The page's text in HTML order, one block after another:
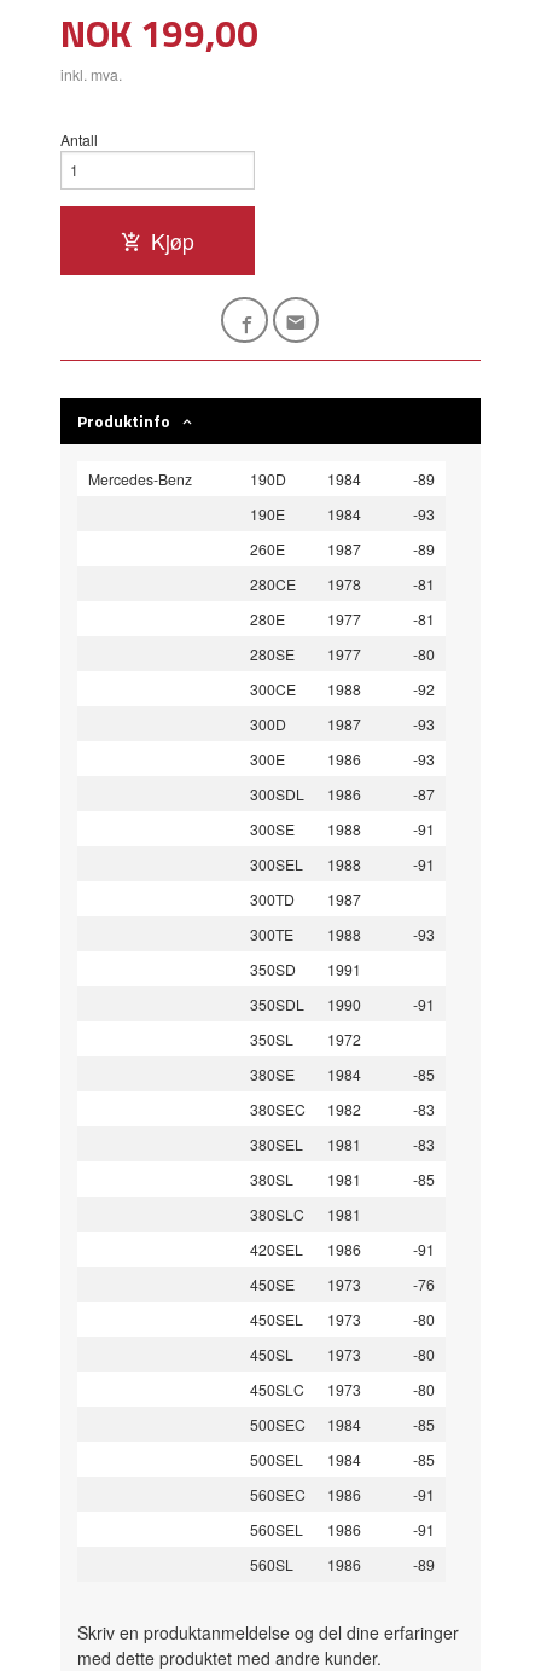
Pris
NOK199,00
inkl. mva.
Antall
Kjøp
Produktinfo
Mercedes-Benz 190D 1984
-89
190E
1984
-93
260E
1987
-89
280CE
1978
-81
280E
1977
-81
280SE
1977
-80
300CE
1988
-92
300D
1987
-93
300E
1986
-93
300SDL
1986
-87
300SE
1988
-91
300SEL
1988
-91
300TD
1987
300TE
1988
-93
350SD
1991
350SDL
1990
-91
350SL
1972
380SE
1984
-85
380SEC
1982
-83
380SEL
1981
-83
380SL
1981
-85
380SLC
1981
420SEL
1986
-91
450SE
1973
-76
450SEL
1973
-80
450SL
1973
-80
450SLC
1973
-80
500SEC
1984
-85
500SEL
1984
-85
560SEC
1986
-91
560SEL
1986
-91
560SL
1986 -89
Skriv en produktanmeldelse og del dine erfaringer
med dette produktet med andre kunder.